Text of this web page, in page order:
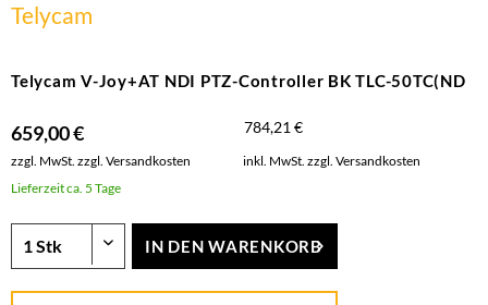
Telycam
Telycam V-Joy+AT NDI PTZ-Controller BK TLC-50TC(ND
659,00 € 784,21 €
zzgl. MwSt. zzgl. Versandkosten inkl. MwSt. zzgl. Versandkosten
Lieferzeit ca. 5 Tage
IN DEN WARENKORB